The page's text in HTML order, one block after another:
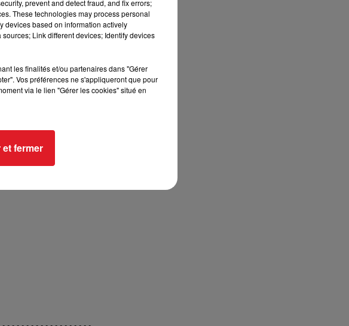
prevent and detect fraud, and fix errors;
These technologies may process personal
devices based on information actively
Link different devices; Identify devices
les finalités et/ou partenaires dans "Gérer
Vos préférences ne s'appliqueront que pour
via le lien "Gérer les cookies" situé en
fermer